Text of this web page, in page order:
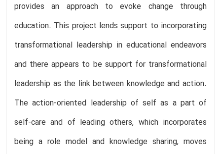
provides an approach to evoke change through
education. This project lends support to incorporating
transformational leadership in educational endeavors
and there appears to be support for transformational
leadership as the link between knowledge and action.
The action-oriented leadership of self as a part of
self-care and of leading others, which incorporates
being a role model and knowledge sharing, moves